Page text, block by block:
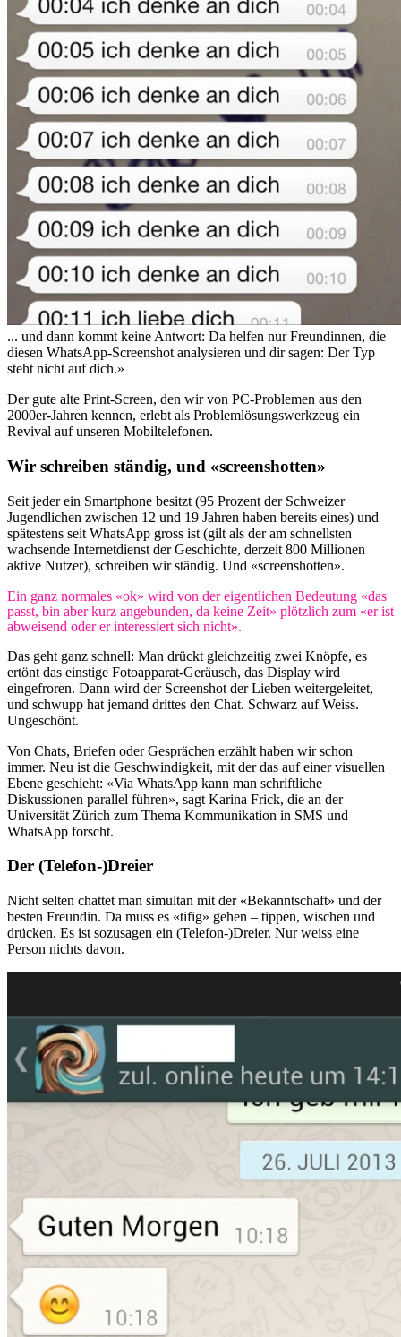
... und dann kommt keine Antwort: Da helfen nur Freundinnen, die
diesen WhatsApp-Screenshot analysieren und dir sagen: Der Typ
steht nicht auf dich.»
Der gute alte Print-Screen, den wir von PC-Problemen aus den
2000er-Jahren kennen, erlebt als Problemlösungswerkzeug ein
Revival auf unseren Mobiltelefonen.
Wir schreiben ständig, und «screenshotten»
Seit jeder ein Smartphone besitzt (95 Prozent der Schweizer
Jugendlichen zwischen 12 und 19 Jahren haben bereits eines) und
spätestens seit WhatsApp gross ist (gilt als der am schnellsten
wachsende Internetdienst der Geschichte, derzeit 800 Millionen
aktive Nutzer), schreiben wir ständig. Und «screenshotten».
Ein ganz normales «ok» wird von der eigentlichen Bedeutung «das
passt, bin aber kurz angebunden, da keine Zeit» plötzlich zum «er ist
abweisend oder er interessiert sich nicht».
Das geht ganz schnell: Man drückt gleichzeitig zwei Knöpfe, es
ertönt das einstige Fotoapparat-Geräusch, das Display wird
eingefroren. Dann wird der Screenshot der Lieben weitergeleitet,
und schwupp hat jemand drittes den Chat. Schwarz auf Weiss.
Ungeschönt.
Von Chats, Briefen oder Gesprächen erzählt haben wir schon
immer. Neu ist die Geschwindigkeit, mit der das auf einer visuellen
Ebene geschieht: «Via WhatsApp kann man schriftliche
Diskussionen parallel führen», sagt Karina Frick, die an der
Universität Zürich zum Thema Kommunikation in SMS und
WhatsApp forscht.
Der (Telefon-)Dreier
Nicht selten chattet man simultan mit der «Bekanntschaft» und der
besten Freundin. Da muss es «tifig» gehen – tippen, wischen und
drücken. Es ist sozusagen ein (Telefon-)Dreier. Nur weiss eine
Person nichts davon.